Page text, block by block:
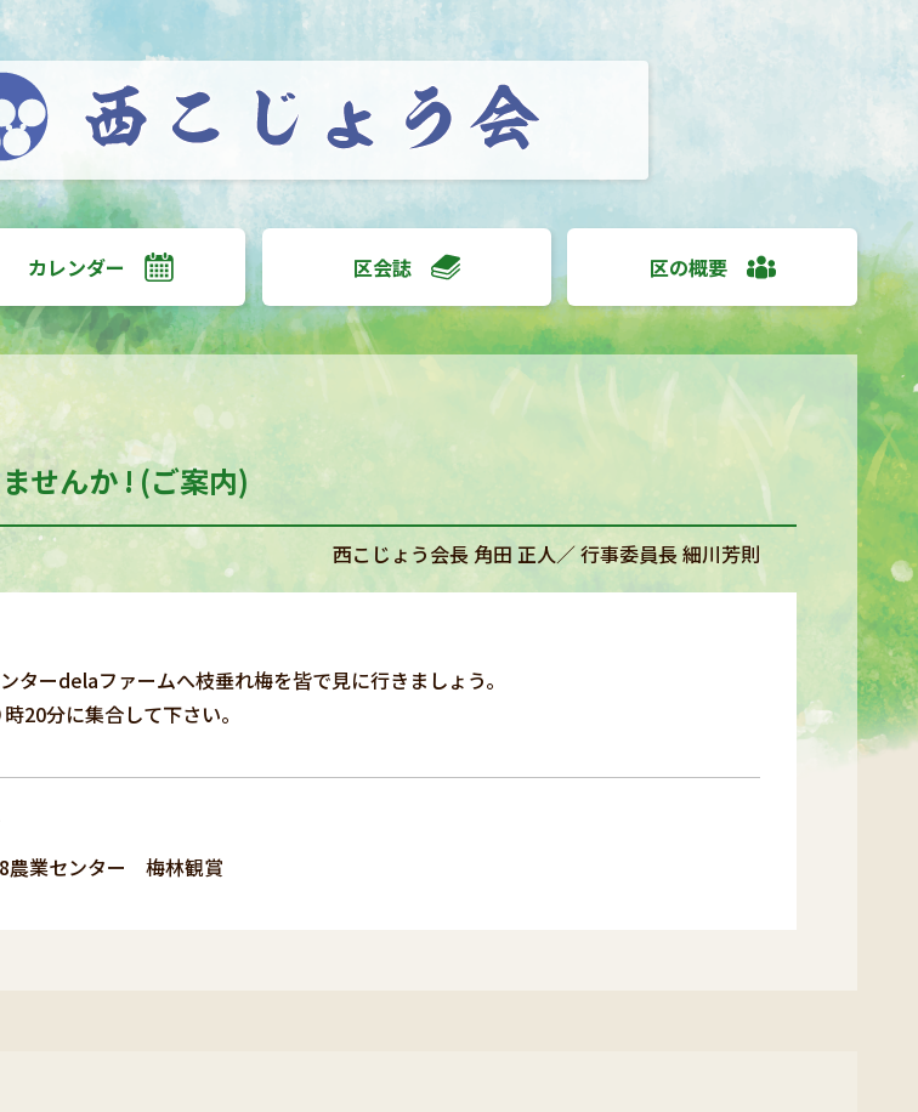
カレンダー 区会誌 区の概要
せんか ! (ご案内)
西こじょう会長 角田 正人／ 行事委員長 細川芳則
ターdelaファームへ枝垂れ梅を皆で見に行きましょう。
20分に集合して下さい。
農業センター 梅林観賞